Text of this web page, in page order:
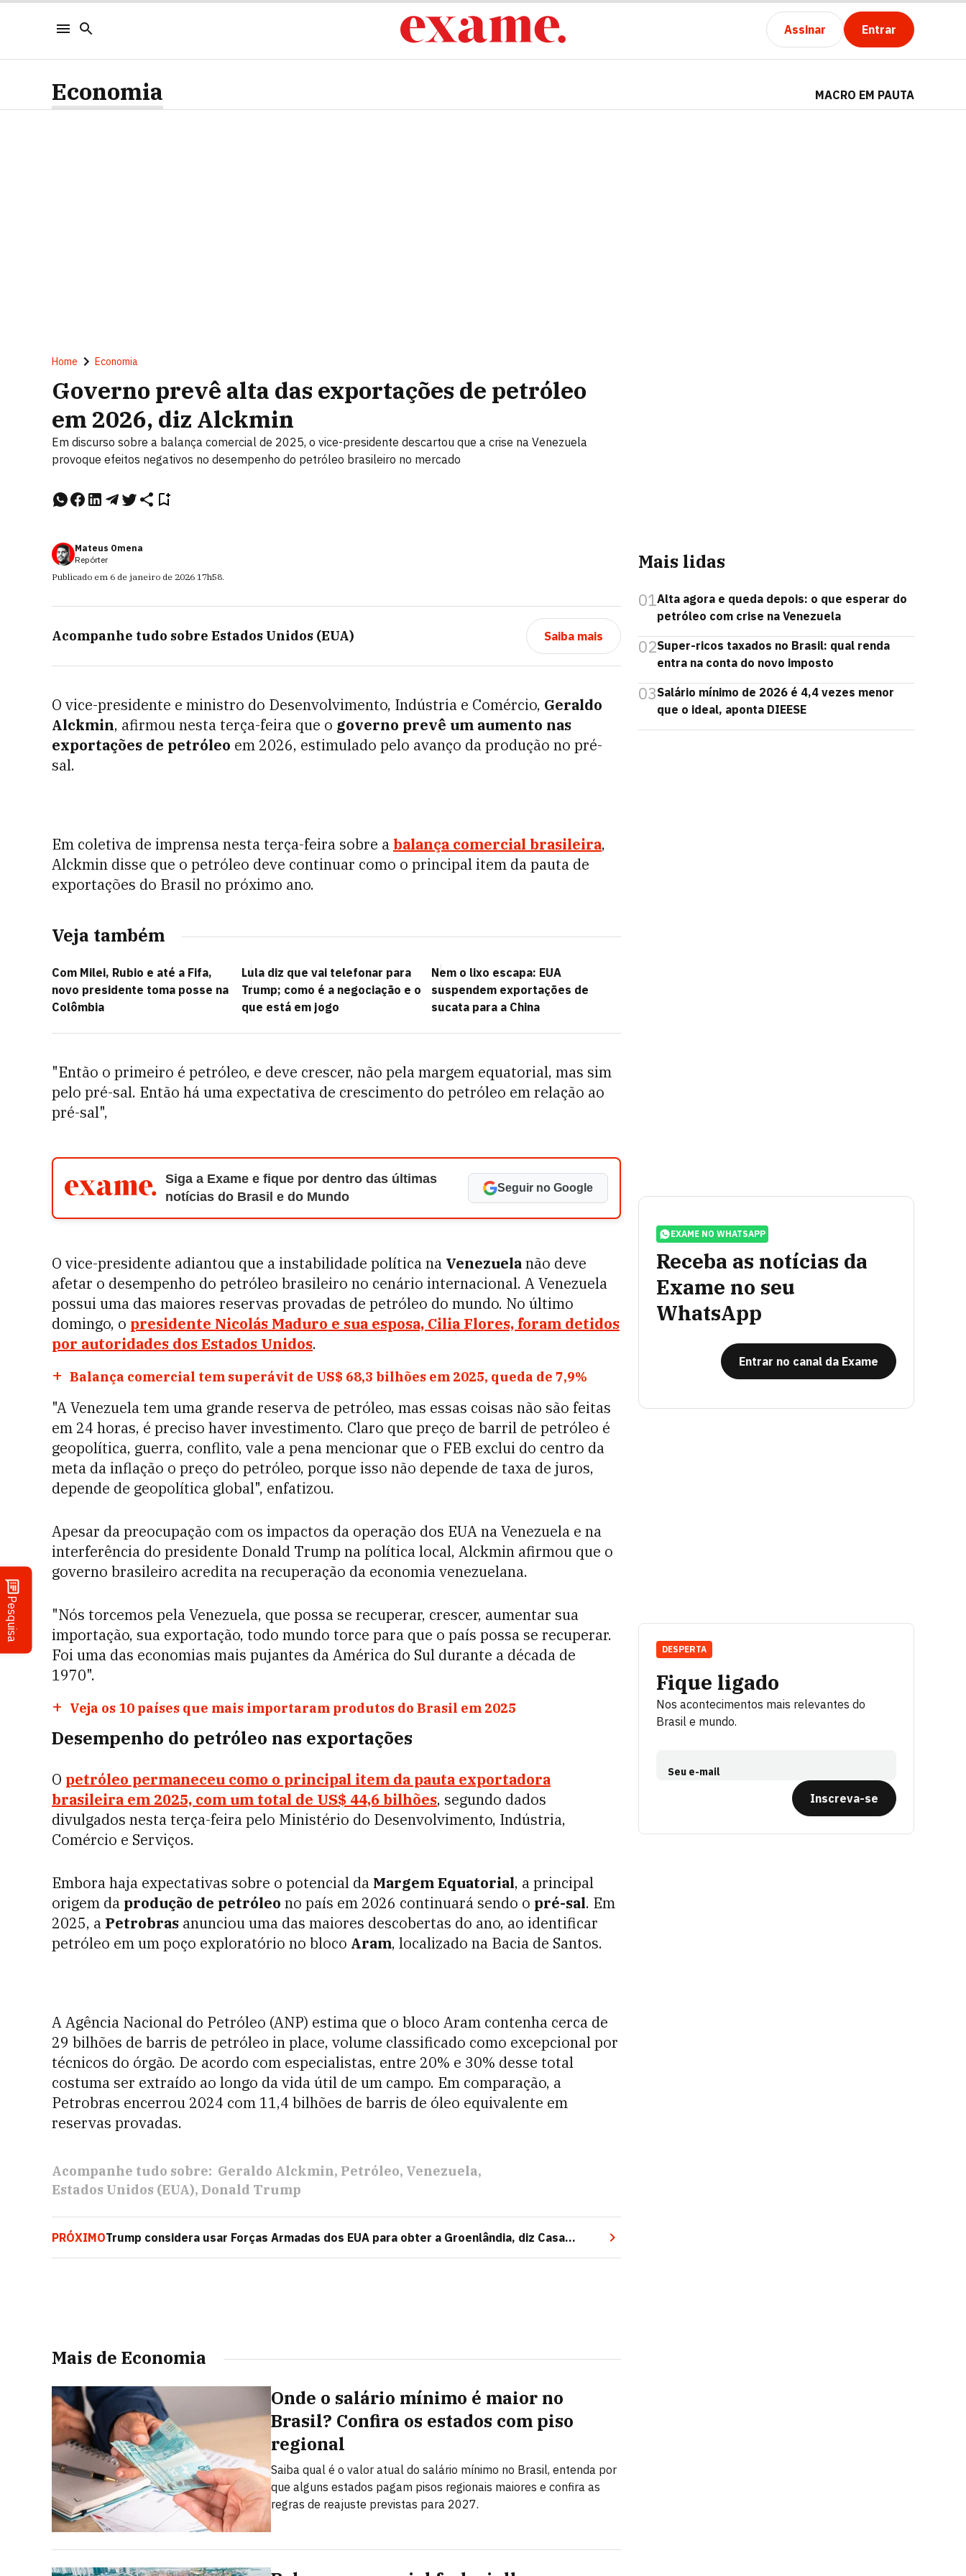
Assinar Entrar
Pesquisa
Economia MACRO EM PAUTA
Home Economia
Governo prevê alta das exportações de petróleo
em 2026, diz Alckmin
Em discurso sobre a balança comercial de 2025, o vice-presidente descartou que a crise na Venezuela
provoque efeitos negativos no desempenho do petróleo brasileiro no mercado
Mateus Omena
Repórter
Publicado em 6 de janeiro de 2026 17h58.
Acompanhe tudo sobre Estados Unidos (EUA) Saiba mais
O vice-presidente e ministro do Desenvolvimento, Indústria e Comércio, Geraldo
Alckmin, afirmou nesta terça-feira que o governo prevê um aumento nas
exportações de petróleo em 2026, estimulado pelo avanço da produção no pré-
sal.
Em coletiva de imprensa nesta terça-feira sobre abalança comercial brasileira,
Alckmin disse que o petróleo deve continuar como o principal item da pauta de
exportações do Brasil no próximo ano.
Veja também
Com Milei, Rubio e até a Fifa,
novo presidente toma posse na
Colômbia
Lula diz que vai telefonar para
Trump; como é a negociação e o
que está em jogo
Nem o lixo escapa: EUA
suspendem exportações de
sucata para a China
"Então o primeiro é petróleo, e deve crescer, não pela margem equatorial, mas sim
pelo pré-sal. Então há uma expectativa de crescimento do petróleo em relação ao
pré-sal",
Siga a Exame e fique por dentro das últimas
notícias do Brasil e do Mundo
Seguir no Google
O vice-presidente adiantou que a instabilidade política na Venezuelanão deve
afetar o desempenho do petróleo brasileiro no cenário internacional. A Venezuela
possui uma das maiores reservas provadas de petróleo do mundo. No último
domingo, o presidente Nicolás Maduro e sua esposa, Cilia Flores, foram detidos
por autoridades dos Estados Unidos.
Balança comercial tem superávit de US$ 68,3 bilhões em 2025, queda de 7,9%
"A Venezuela tem uma grande reserva de petróleo, mas essas coisas não são feitas
em 24 horas, é preciso haver investimento. Claro que preço de barril de petróleo é
geopolítica, guerra, conflito, vale a pena mencionar que o FEB exclui do centro da
meta da inflação o preço do petróleo, porque isso não depende de taxa de juros,
depende de geopolítica global", enfatizou.
Apesar da preocupação com os impactos da operação dos EUA na Venezuela e na
interferência do presidente Donald Trump na política local, Alckmin afirmou que o
governo brasileiro acredita na recuperação da economia venezuelana.
"Nós torcemos pela Venezuela, que possa se recuperar, crescer, aumentar sua
importação, sua exportação, todo mundo torce para que o país possa se recuperar.
Foi uma das economias mais pujantes da América do Sul durante a década de
1970".
Veja os 10 países que mais importaram produtos do Brasil em 2025
Desempenho do petróleo nas exportações
O petróleo permaneceu como o principal item da pauta exportadora
brasileira em 2025, com um total de US$ 44,6 bilhões, segundo dados
divulgados nesta terça-feira pelo Ministério do Desenvolvimento, Indústria,
Comércio e Serviços.
Embora haja expectativas sobre o potencial da Margem Equatorial, a principal
origem da produção de petróleo no país em 2026 continuará sendo o pré-sal. Em
2025, a Petrobras anunciou uma das maiores descobertas do ano, ao identificar
petróleo em um poço exploratório no bloco Aram, localizado na Bacia de Santos.
A Agência Nacional do Petróleo (ANP) estima que o bloco Aram contenha cerca de
29 bilhões de barris de petróleo in place, volume classificado como excepcional por
técnicos do órgão. De acordo com especialistas, entre 20% e 30% desse total
costuma ser extraído ao longo da vida útil de um campo. Em comparação, a
Petrobras encerrou 2024 com 11,4 bilhões de barris de óleo equivalente em
reservas provadas.
Acompanhe tudo sobre: Geraldo Alckmin Petróleo Venezuela
Estados Unidos (EUA) Donald Trump
PRÓXIMOTrump considera usar Forças Armadas dos EUA para obter a Groenlândia, diz Casa
Branca
Mais de Economia
Onde o salário mínimo é maior no
Brasil? Confira os estados com piso
regional
Saiba qual é o valor atual do salário mínimo no Brasil, entenda por
que alguns estados pagam pisos regionais maiores e confira as
regras de reajuste previstas para 2027.
Mais lidas
01Alta agora e queda depois: o que esperar do
petróleo com crise na Venezuela
02Super-ricos taxados no Brasil: qual renda
entra na conta do novo imposto
03Salário mínimo de 2026 é 4,4 vezes menor
que o ideal, aponta DIEESE
EXAME NO WHATSAPP
Receba as notícias da
Exame no seu
WhatsApp
Entrar no canal da Exame
Fique ligado
Nos acontecimentos mais relevantes do
Brasil e mundo.
Seu e-mail
Inscreva-se
DESPERTA